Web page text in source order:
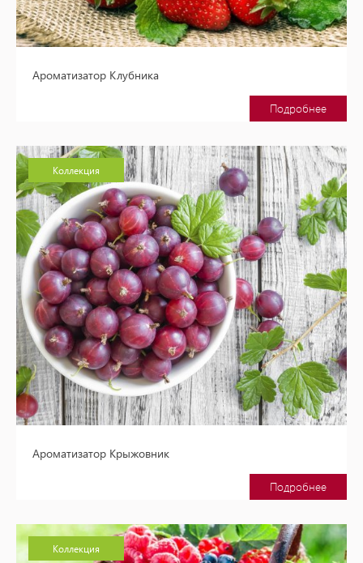
Ароматизатор Клубника
Подробнее
Коллекция
Ароматизатор Крыжовник
Подробнее
Коллекция